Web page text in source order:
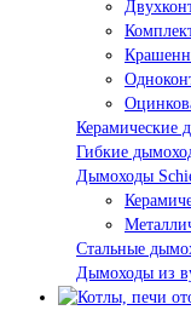
Керамические
Гибкие
Дымоходы
Стальные
Дымоходы из